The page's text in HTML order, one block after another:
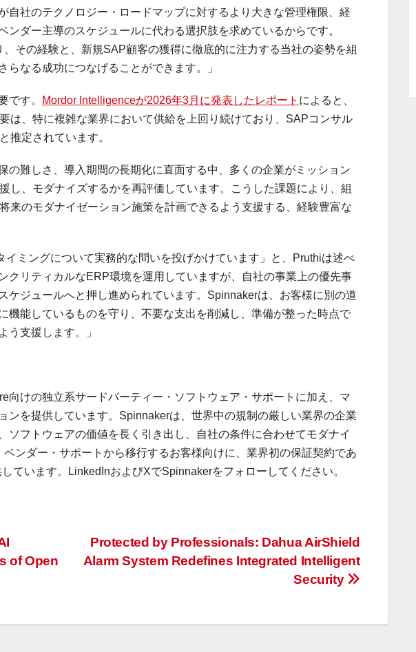
自社のテクノロジー・ロードマップに対するより大きな管理権限、経
ダー主導のスケジュールに代わる選択肢を求めているからです。
その経験と、新規SAP顧客の獲得に徹底的に注力する当社の姿勢を組
なる成功につなげることができます。」
です。 Mordor Intelligenceが2026年3月に発表したレポート によると、
は、特に複雑な業界において供給を上回り続けており、SAPコンサル
推定されています。
の難しさ、導入期間の長期化に直面する中、多くの企業がミッション
し、モダナイズするかを再評価しています。こうした課題により、組
来のモダナイゼーション施策を計画できるよう支援する、経験豊富な
イミングについて実務的な問いを投げかけています」と、Pruthiは述べ
クリティカルなERP環境を運用していますが、自社の事業上の優先事
ケジュールへと押し進められています。Spinnakerは、お客様に別の道
機能しているものを守り、不要な支出を削減し、準備が整った時点で
う支援します。」
向けの独立系サードパーティー・ソフトウェア・サポートに加え、マ
ンを提供しています。Spinnakerは、世界中の規制の厳しい業界の企業
ソフトウェアの価値を長く引き出し、自社の条件に合わせてモダナイ
ンダー・サポートから移行するお客様向けに、業界初の保証契約であ
ています。LinkedInおよびXでSpinnakerをフォローしてください。
Protected by Professionals: Dahua AirShield
Alarm System Redefines Integrated Intelligent
Security
of Open